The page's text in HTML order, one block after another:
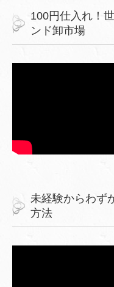
100円仕入れ！
ンド卸市場
未経験からわず
方法